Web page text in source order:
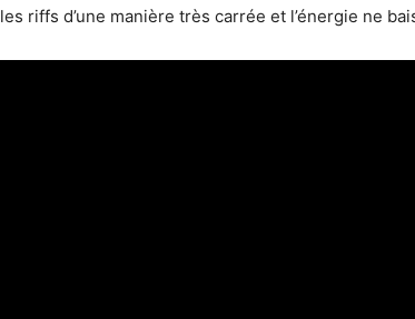
riffs d’une manière très carrée et l’énergie ne